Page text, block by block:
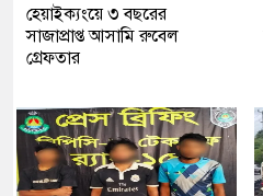
হেয়াইক্যংয়ে ৩ বছরের
সাজাপ্রাপ্ত আসামি রুবেল
গ্রেফতার